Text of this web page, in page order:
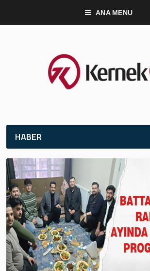
ANA MENU
HABER